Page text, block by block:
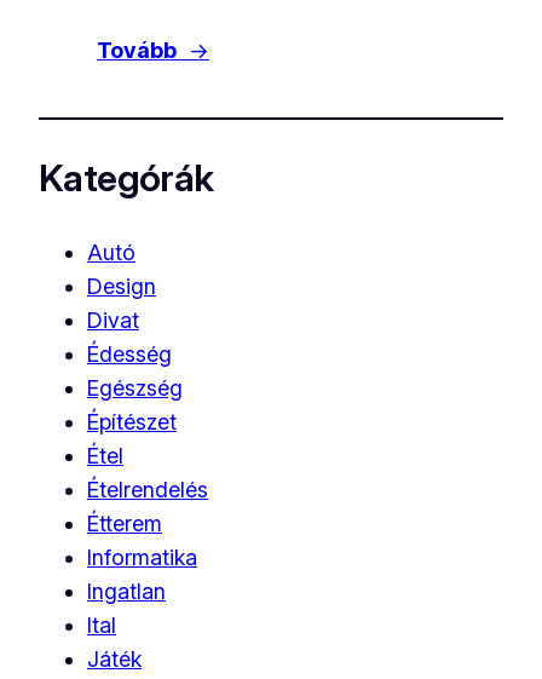
Tovább →
Kategórák
Autó
Design
Divat
Édesség
Egészség
Építészet
Étel
Ételrendelés
Étterem
Informatika
Ingatlan
Ital
Játék